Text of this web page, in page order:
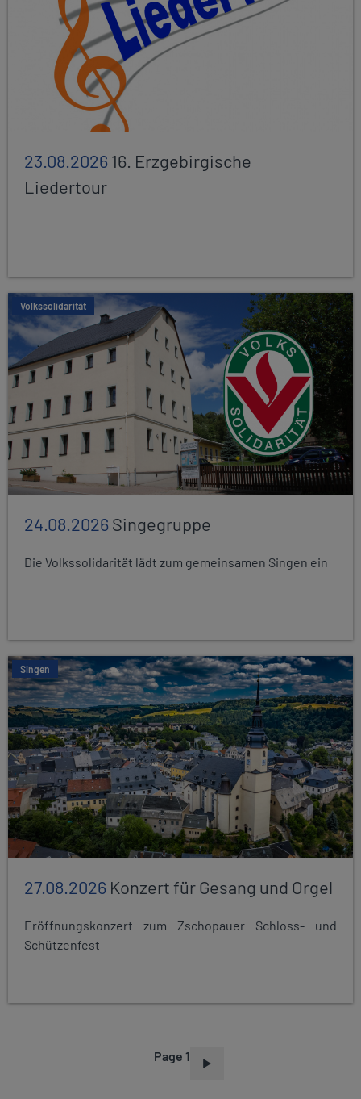
23.08.202616. Erzgebirgische
Liedertour
Volkssolidarität
24.08.2026Singegruppe
Die Volkssolidarität lädt zum gemeinsamen Singen ein
Singen
27.08.2026 Konzert für Gesang und Orgel
Eröffnungskonzert zum Zschopauer Schloss- und
Schützenfest
Page 1